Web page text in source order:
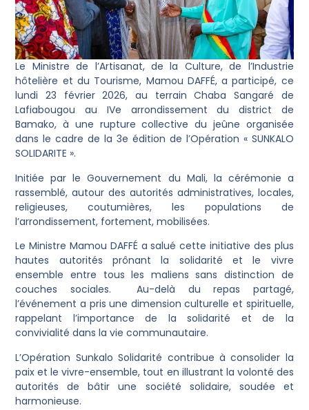
Le Ministre de l’Artisanat, de la Culture, de l’Industrie
hôtelière et du Tourisme, Mamou DAFFÉ, a participé, ce
lundi 23 février 2026, au terrain Chaba Sangaré de
Lafiabougou au IVe arrondissement du district de
Bamako, à une rupture collective du jeûne organisée
dans le cadre de la 3e édition de l’Opération « SUNKALO
SOLIDARITE ».
Initiée par le Gouvernement du Mali, la cérémonie a
rassemblé, autour des autorités administratives, locales,
religieuses, coutumières, les populations de
l’arrondissement, fortement, mobilisées.
Le Ministre Mamou DAFFÉ a salué cette initiative des plus
hautes autorités prônant la solidarité et le vivre
ensemble entre tous les maliens sans distinction de
couches sociales. Au-delà du repas partagé,
l’événement a pris une dimension culturelle et spirituelle,
rappelant l’importance de la solidarité et de la
convivialité dans la vie communautaire.
L’Opération Sunkalo Solidarité contribue à consolider la
paix et le vivre-ensemble, tout en illustrant la volonté des
autorités de bâtir une société solidaire, soudée et
harmonieuse.